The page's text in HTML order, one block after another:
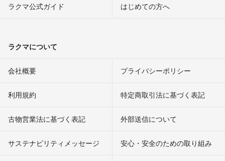
ラクマ公式ガイド はじめての方へ
ラクマについて
会社概要 プライバシーポリシー
利用規約 特定商取引法に基づく表記
古物営業法に基づく表記 外部送信について
サステナビリティメッセージ 安心・安全のための取り組み